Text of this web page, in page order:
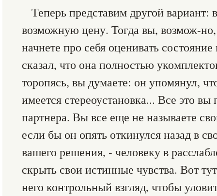
Теперь представим другой
возможную цену. Тогда вы, возмож-
начнете про себя оценивать
сказал, что она полностью
торопясь, вы думаете: он упомянул,
имеется стереоустановка... Все это вы
партнера. Вы все еще не называете
если бы он опять откинулся назад в
вашего решения, - человеку в
скрыть свои истинные чувства. Вот
него контрольный взгляд, чтобы